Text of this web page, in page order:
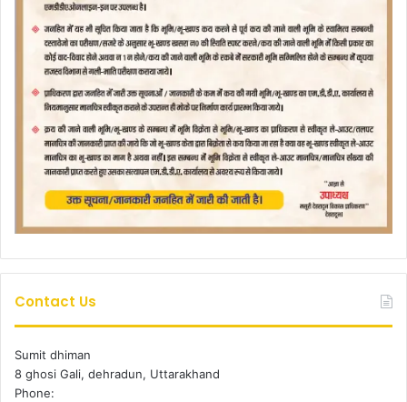
Contact Us
Sumit dhiman
8 ghosi Gali, dehradun, Uttarakhand
Phone: